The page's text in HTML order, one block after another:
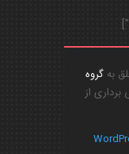
گروه
از